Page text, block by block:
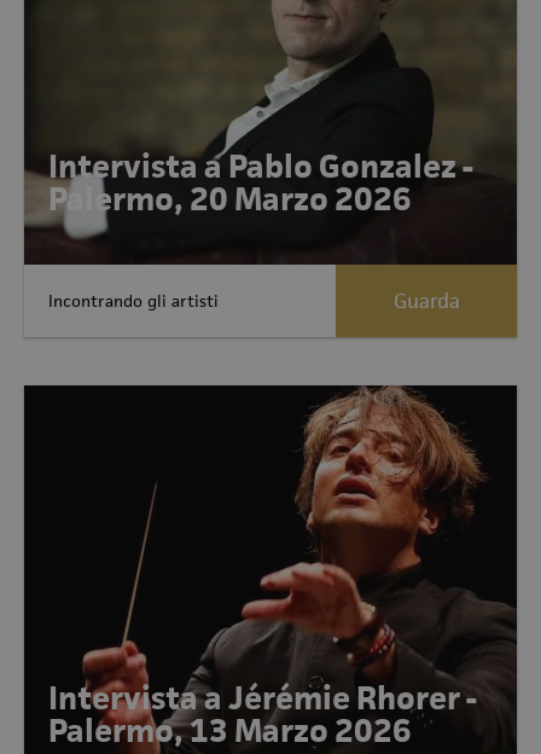
Intervista a Pablo Gonzalez -
Palermo, 20 Marzo 2026
Incontrando gli artisti Guarda
Intervista a Jérémie Rhorer -
Palermo, 13 Marzo 2026